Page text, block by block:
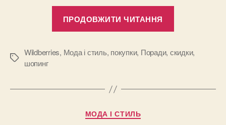
ПРОДОВЖИТИ ЧИТАННЯ
в
день!”
Позначки
Wildberries, Мода і стиль, покупки, Поради, скидки,
шопинг
Категорії
МОДА І СТИЛЬ